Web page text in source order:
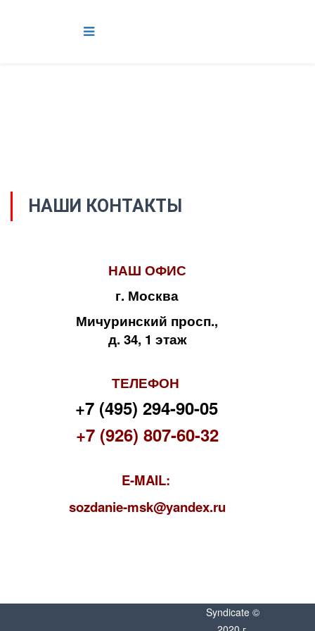
НАШИ КОНТАКТЫ
НАШ ОФИС
г. Москва
Мичуринский просп.,
д. 34, 1 этаж
ТЕЛЕФОН
+7 (495) 294-90-05
+7 (926) 807-60-32
E-MAIL:
sozdanie-msk@yandex.ru
Syndicate ©